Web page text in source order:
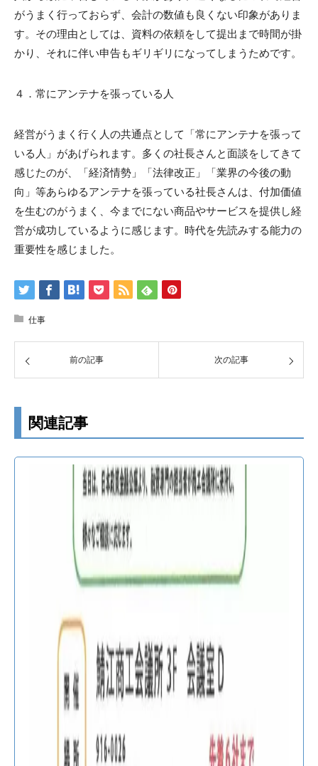
がうまく行っておらず、会計の数値も良くない印象がありま
す。その理由としては、資料の依頼をして提出まで時間が掛
かり、それに伴い申告もギリギリになってしまうためです。
４．常にアンテナを張っている人
経営がうまく行く人の共通点として「常にアンテナを張って
いる人」があげられます。多くの社長さんと面談をしてきて
感じたのが、「経済情勢」「法律改正」「業界の今後の動
向」等あらゆるアンテナを張っている社長さんは、付加価値
を生むのがうまく、今までにない商品やサービスを提供し経
営が成功しているように感じます。時代を先読みする能力の
重要性を感じました。
仕事
前の記事 次の記事
関連記事